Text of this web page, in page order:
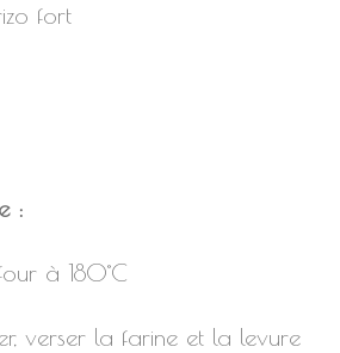
fort
:
à 180°C
verser la farine et la levure